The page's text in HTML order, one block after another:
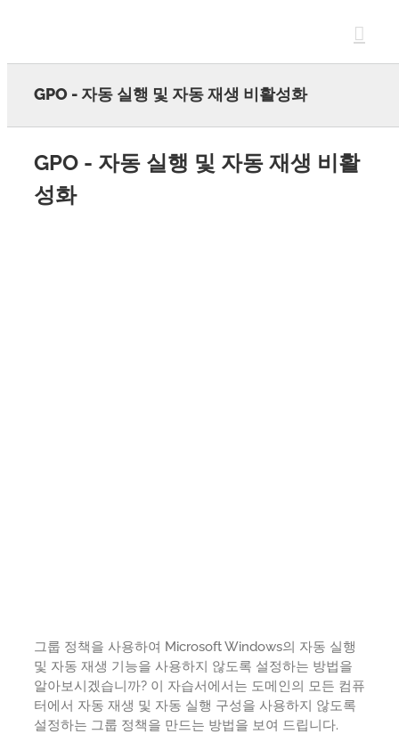
GPO - 자동 실행 및 자동 재생 비활성화
GPO - 자동 실행 및 자동 재생 비활
성화
그룹 정책을 사용하여 Microsoft Windows의 자동 실행
및 자동 재생 기능을 사용하지 않도록 설정하는 방법을
알아보시겠습니까? 이 자습서에서는 도메인의 모든 컴퓨
터에서 자동 재생 및 자동 실행 구성을 사용하지 않도록
설정하는 그룹 정책을 만드는 방법을 보여 드립니다.